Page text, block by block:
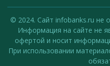
© 2024. Сайт infobanks.ru не
Информация на сайте не
офертой и носит
При использовании